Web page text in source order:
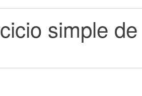
simple de